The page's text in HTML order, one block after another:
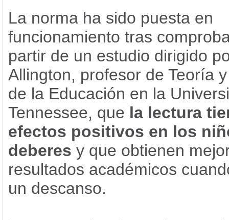
La norma ha sido puesta en
funcionamiento tras
partir de un estudio dirigido
Allington, profesor de Teoría
de la Educación en la
Tennessee, que la lectura
efectos positivos en los
deberes y que obtienen
resultados académicos
un descanso.